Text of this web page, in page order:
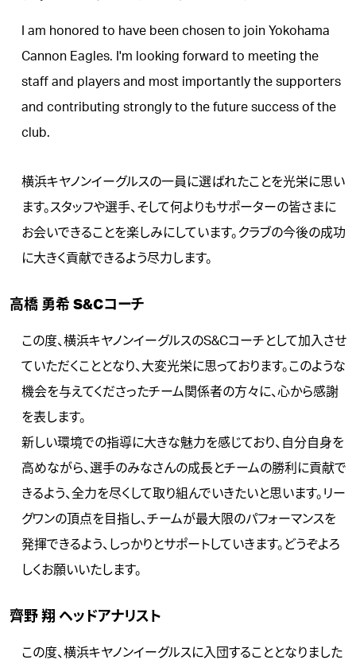
I am honored to have been chosen to join Yokohama
Cannon Eagles. I'm looking forward to meeting the
staff and players and most importantly the supporters
and contributing strongly to the future success of the
club.
横浜キヤノンイーグルスの一員に選ばれたことを光栄に思い
ます。スタッフや選手、そして何よりもサポーターの皆さまに
お会いできることを楽しみにしています。クラブの今後の成功
に大きく貢献できるよう尽力します。
高橋 勇希 S&Cコーチ
この度、横浜キヤノンイーグルスのS&Cコーチとして加入させ
ていただくこととなり、大変光栄に思っております。このような
機会を与えてくださったチーム関係者の方々に、心から感謝
を表します。
新しい環境での指導に大きな魅力を感じており、自分自身を
高めながら、選手のみなさんの成長とチームの勝利に貢献で
きるよう、全力を尽くして取り組んでいきたいと思います。リー
グワンの頂点を目指し、チームが最大限のパフォーマンスを
発揮できるよう、しっかりとサポートしていきます。どうぞよろ
しくお願いいたします。
齊野 翔 ヘッドアナリスト
この度、横浜キヤノンイーグルスに入団することとなりました